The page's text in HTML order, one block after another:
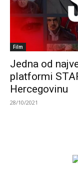
Film
Jedna od
platformi
Hercegovinu
28/10/2021